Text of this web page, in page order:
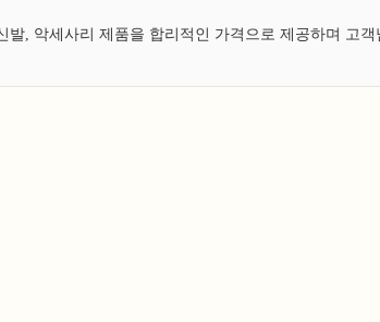
, 악세사리 제품을 합리적인 가격으로 제공하며 고